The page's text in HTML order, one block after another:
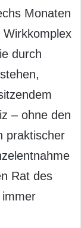
Monaten
durch
– ohne den
praktischer
Rat des